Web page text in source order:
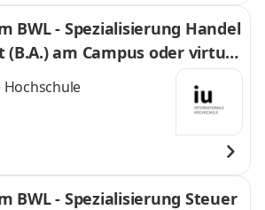
BWL - Spezialisierung Handel
am Campus oder virtuel
BWL - Spezialisierung Steuer